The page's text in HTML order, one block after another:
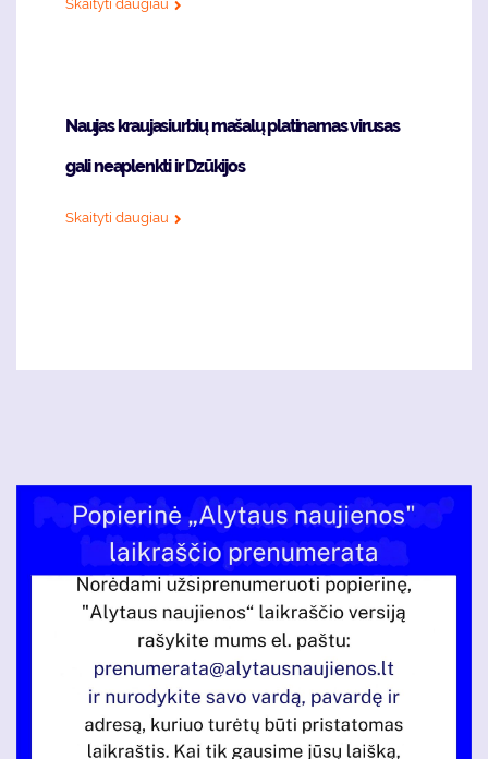
Skaityti daugiau
Naujas kraujasiurbių mašalų platinamas virusas
gali neaplenkti ir Dzūkijos
Skaityti daugiau